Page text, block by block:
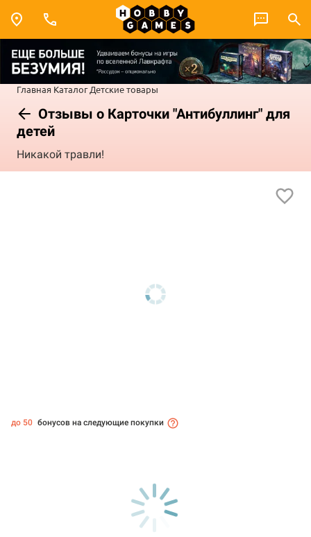
Главная Каталог Детские товары
Отзывы о Карточки "Антибуллинг" для
детей
Никакой травли!
до 50 бонусов на следующие покупки